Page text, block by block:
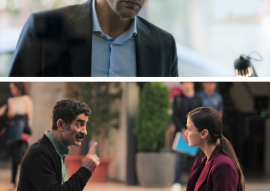
No entiende cómo puede defender a un asesino,
y mucho menos el de su hermana. Ella ha
intentado explicarle que aceptó antes de saber
que
era la víctima, pero él no le cree. ¡Ha
sido un duro enfrentamiento!
A pesar de lo que piensan aquellos que la rodean,
Ceylin
ha tomado la decisión de seguir siendo la
abogada deÇinar . AIlgaz
le parece bien, pues
está seguro de que su hermano es inocente y
será la joven quien acabe en la cárcel.
Además, sabe que Ceylin lo que pretende es
seguir al tanto de cómo avanza el caso.